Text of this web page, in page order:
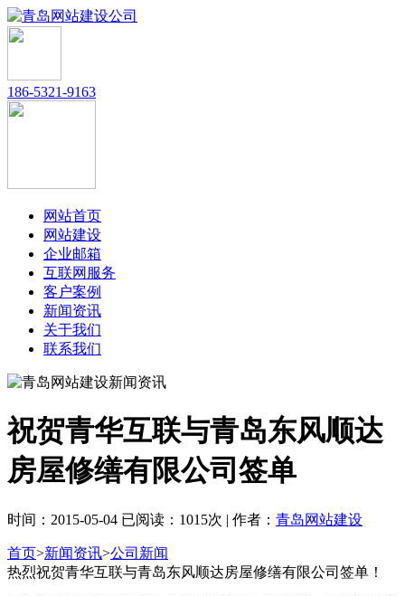
186-5321-9163
网站首页
网站建设
企业邮箱
互联网服务
客户案例
新闻资讯
关于我们
联系我们
祝贺青华互联与青岛东风顺达
房屋修缮有限公司签单
时间：2015-05-04 已阅读：1015次 | 作者： 青岛网站建设
首页>新闻资讯>公司新闻
热烈祝贺青华互联与青岛东风顺达房屋修缮有限公司签单！